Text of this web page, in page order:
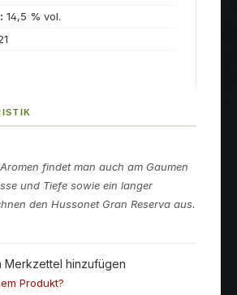
14,5 % vol.
findet man auch am Gaumen
und Tiefe sowie ein langer
den Hussonet Gran Reserva aus.
Merkzettel hinzufügen
Produkt?